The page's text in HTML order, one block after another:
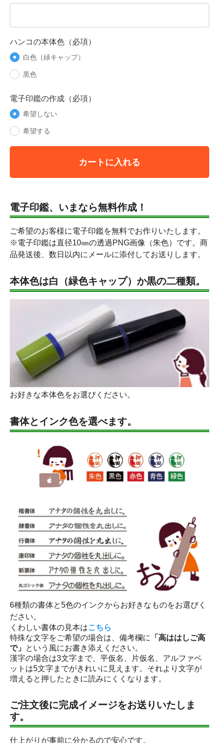
ハンコの本体色（必項）
白色（緑キャップ）
黒色
電子印鑑の作成（必項）
希望しない
希望する
カートに入れる
電子印鑑、いまなら無料作成！
ご希望のお客様に電子印鑑を無料でお作りいたします。
※電子印鑑は直径10㎜の透過PNG画像（朱色）です。商
品発送後、数日以内にメールに添付してお送りします。
本体色は白（緑色キャップ）か黒の二種類。
お好きな本体色をお選びください。
書体とインク色を選べます。
6種類の書体と5色のインクからお好きなものをお選びく
ださい。
くわしい書体の見本はこちら
特殊な文字をご希望の場合は、備考欄に
「高ははしご高
で」 という風にお書き添えください。
漢字の場合は3文字まで、平仮名、片仮名、アルファベ
ットは5文字までがきれいに見えます。それより文字が
増えると押したときに読みにくくなります。
ご注文後に完成イメージをお送りいたしま
す。
仕上がりが事前に分かるので安心です。